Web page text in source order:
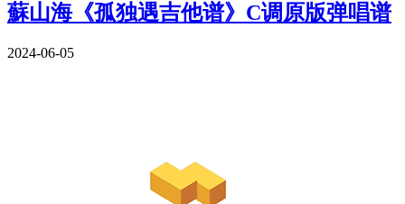
蘇山海《孤独遇吉他谱》C调原版弹唱谱
2024-06-05